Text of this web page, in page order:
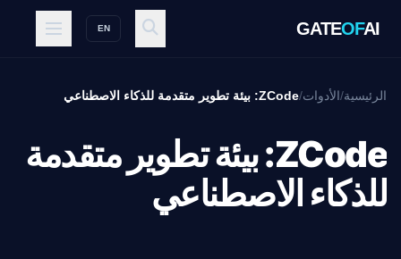
GATEOFAI
EN
الرئيسية/ الأدوات/ZCode: بيئة تطوير متقدمة للذكاء الاصطناعي
ZCode: بيئة تطوير متقدمة
للذكاء الاصطناعي